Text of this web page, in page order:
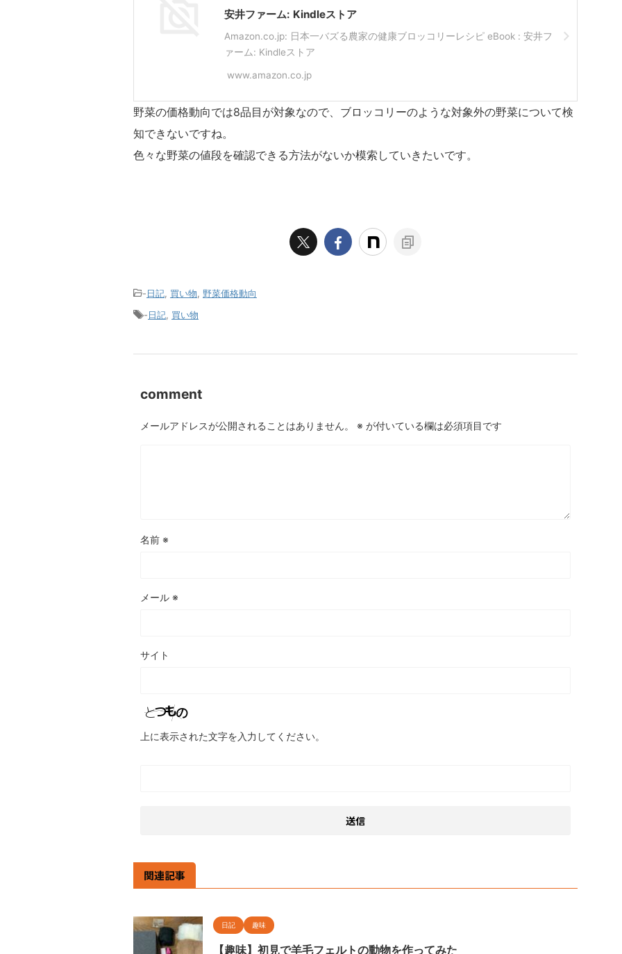
安井ファーム: Kindleストア
Amazon.co.jp: 日本一バズる農家の健康ブロッコリーレシピ eBook : 安井フ
ァーム: Kindleストア
www.amazon.co.jp
野菜の価格動向では8品目が対象なので、ブロッコリーのような対象外の野菜について検
知できないですね。
色々な野菜の値段を確認できる方法がないか模索していきたいです。
-日記 買い物
野菜価格動向
-日記 買い物
comment
メールアドレスが公開されることはありません。 ※ が付いている欄は必須項目です
名前 ※
メール ※
サイト
上に表示された文字を入力してください。
関連記事
日記 趣味
【趣味】初見で羊毛フェルトの動物を作ってみた